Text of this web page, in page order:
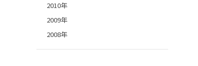
2010年
2009年
2008年